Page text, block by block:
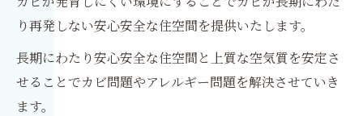
り再発しない安心安全な住空間を提供いたします。
長期にわたり安心安全な住空間と上質な空気質を安定さ
せることでカビ問題やアレルギー問題を解決させていき
ます。